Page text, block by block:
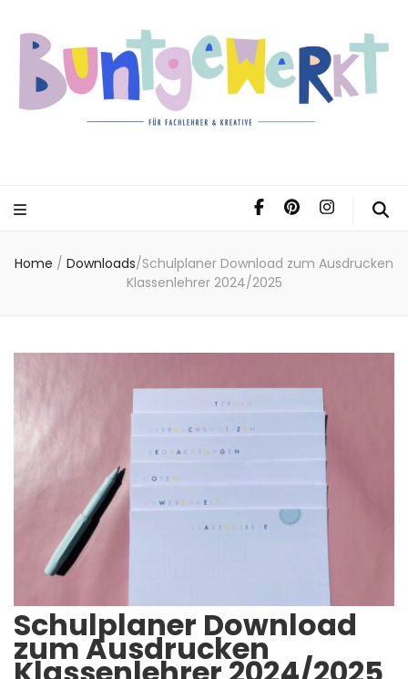
Home / Downloads/Schulplaner Download zum Ausdrucken
Klassenlehrer 2024/2025
Schulplaner Download
zum Ausdrucken